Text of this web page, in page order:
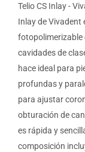
Telio CS Inlay -
Inlay de
fotopolimerizable
cavidades de
hace ideal para
profundas y
para ajustar
obturación de
es rápida y
composición